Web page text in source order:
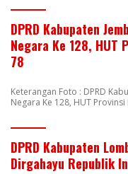
DPRD Kabupaten
Negara Ke 128, HUT
78
Keterangan Foto : DPRD
Negara Ke 128, HUT Provinsi
DPRD Kabupaten
Dirgahayu Republik